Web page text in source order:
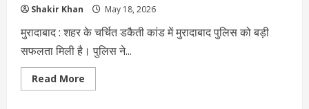
Shakir Khan May 18, 2026
मुरादाबाद : शहर के चर्चित डकैती कांड में मुरादाबाद पुलिस को बड़ी
सफलता मिली है। पुलिस ने...
Read More
more